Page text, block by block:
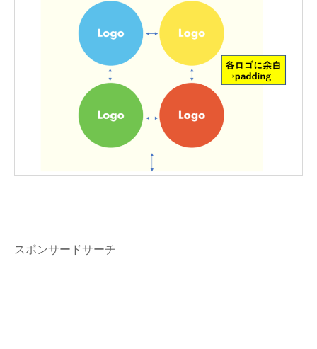
スポンサードサーチ